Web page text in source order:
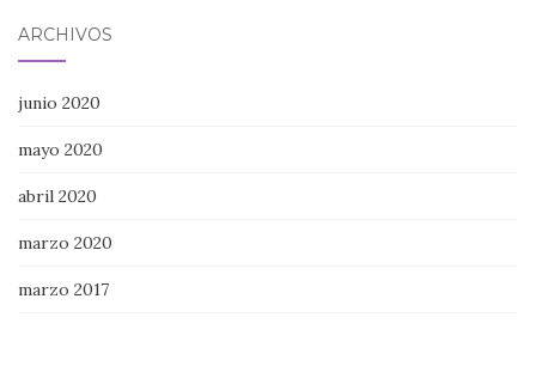
ARCHIVOS
junio 2020
mayo 2020
abril 2020
marzo 2020
marzo 2017